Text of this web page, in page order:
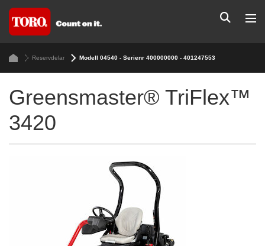
Reservdelar Modell 04540 - Serienr 400000000 - 401247553
Greensmaster® TriFlex™
3420